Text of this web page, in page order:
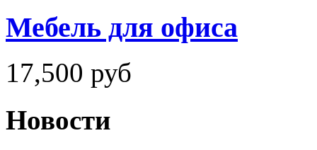
Мебель для офиса
17,500 руб
Новости